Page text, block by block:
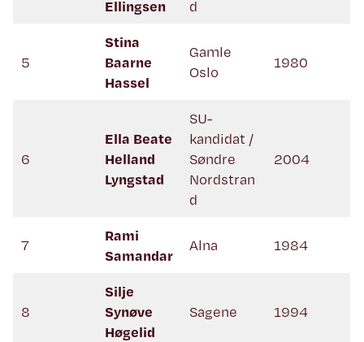
Ellingsen d
5
Stina
Baarne
Hassel
Gamle
Oslo
1980
6
Ella Beate
Helland
Lyngstad
SU-
kandidat /
Søndre
Nordstran
d
2004
7
Rami
Samandar
Alna 1984
8
Silje
Synøve
Høgelid
Sagene 1994